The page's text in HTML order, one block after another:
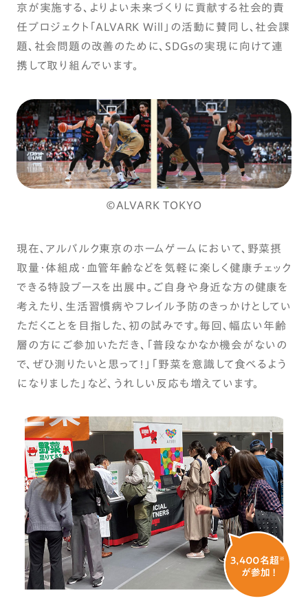
京が実施する、よりよい未来づくりに貢献する社会的責
任プロジェクト「ALVARK Will」の活動に賛同し、社会課
題、社会問題の改善のために、SDGsの実現に向けて連
携して取り組んでいます。
©ALVARK TOKYO
現在、アルバルク東京のホームゲームにおいて、野菜摂
取量・体組成・血管年齢などを気軽に楽しく健康チェック
できる特設ブースを出展中。ご自身や身近な方の健康を
考えたり、生活習慣病やフレイル予防のきっかけとしてい
ただくことを目指した、初の試みです。毎回、幅広い年齢
層の方にご参加いただき、「普段なかなか機会がないの
で、ぜひ測りたいと思って！」「野菜を意識して食べるよう
になりました」など、うれしい反応も増えています。